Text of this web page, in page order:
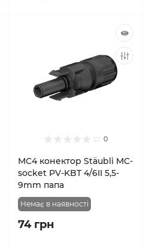
0
MC4 конектор Stäubli MC-
socket PV-KBT 4/6II 5,5-
9mm папа
Немає в наявності
74 грн